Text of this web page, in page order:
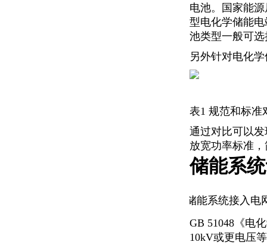
电池。国家能
型电化学储能
池类型一般可选
另外针对电化
表1 规范和标准
通过对比可以
放宽功率标准
储能系
储能系统接入电
GB 51048《电
10kV或更电压